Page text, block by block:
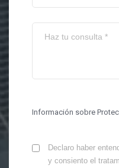
Información sobre
Declaro haber
y consiento el